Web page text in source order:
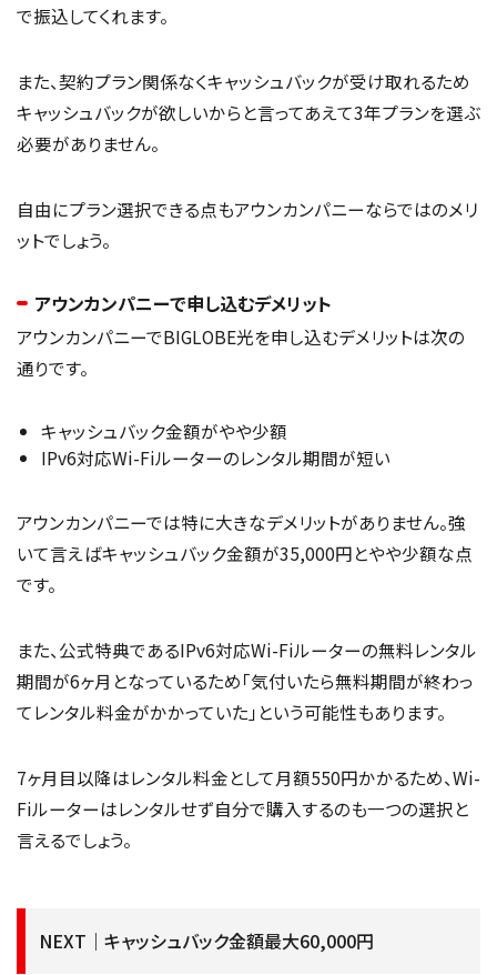
で振込してくれます。
また、契約プラン関係なくキャッシュバックが受け取れるため
キャッシュバックが欲しいからと言ってあえて3年プランを選ぶ
必要がありません。
自由にプラン選択できる点もアウンカンパニーならではのメリ
ットでしょう。
アウンカンパニーで申し込むデメリット
アウンカンパニーでBIGLOBE光を申し込むデメリットは次の
通りです。
キャッシュバック金額がやや少額
IPv6対応Wi-Fiルーターのレンタル期間が短い
アウンカンパニーでは特に大きなデメリットがありません。強
いて言えばキャッシュバック金額が35,000円とやや少額な点
です。
また、公式特典であるIPv6対応Wi-Fiルーターの無料レンタル
期間が6ヶ月となっているため「気付いたら無料期間が終わっ
てレンタル料金がかかっていた」という可能性もあります。
7ヶ月目以降はレンタル料金として月額550円かかるため、Wi-
Fiルーターはレンタルせず自分で購入するのも一つの選択と
言えるでしょう。
NEXT｜キャッシュバック金額最大60,000円